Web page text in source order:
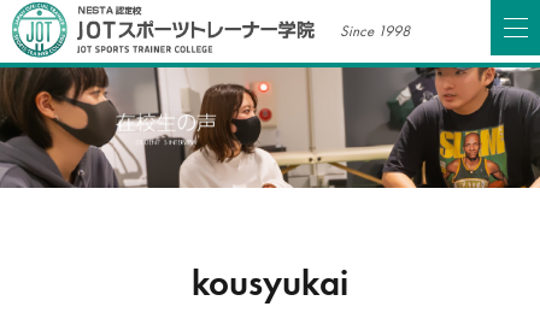
Since 1998
kousyukai